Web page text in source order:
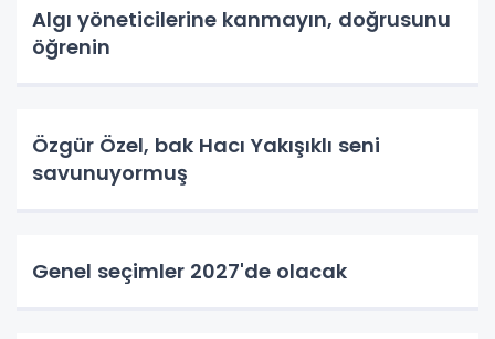
Algı yöneticilerine kanmayın, doğrusunu
öğrenin
Özgür Özel, bak Hacı Yakışıklı seni
savunuyormuş
Genel seçimler 2027'de olacak